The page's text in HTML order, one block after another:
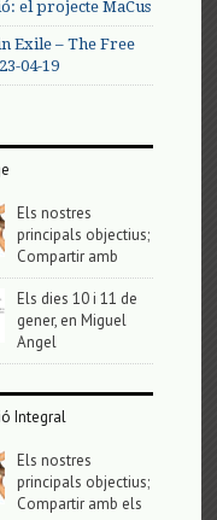
el projecte MaCus
Exile – The Free
04-19
Els nostres
principals objectius;
Compartir amb
Els dies 10 i 11 de
gener, en Miguel
Angel
Integral
Els nostres
principals objectius;
Compartir amb els